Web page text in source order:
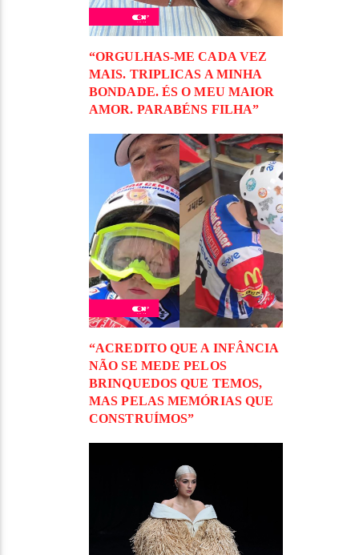
“ORGULHAS-ME CADA VEZ
MAIS. TRIPLICAS A MINHA
BONDADE. ÉS O MEU MAIOR
AMOR. PARABÉNS FILHA”
“ACREDITO QUE A INFÂNCIA
NÃO SE MEDE PELOS
BRINQUEDOS QUE TEMOS,
MAS PELAS MEMÓRIAS QUE
CONSTRUÍMOS”